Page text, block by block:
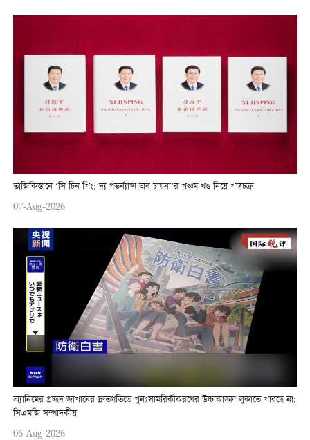
তাজিকিস্তানে ‘সি চিন পিং: দ্য গভর্ন্যান্স অব চায়না’র পঞ্চম খণ্ড নিয়ে পাঠচক্র
07-Aug-2026
অ্যানিমের প্রচ্ছদ জাপানের দ্রুতগতিতে পুনঃসামরিকীকরণের উচ্চাকাঙ্ক্ষা লুকাতে পারছে না:
সিএমজি সম্পাদকীয়
06-Aug-2026